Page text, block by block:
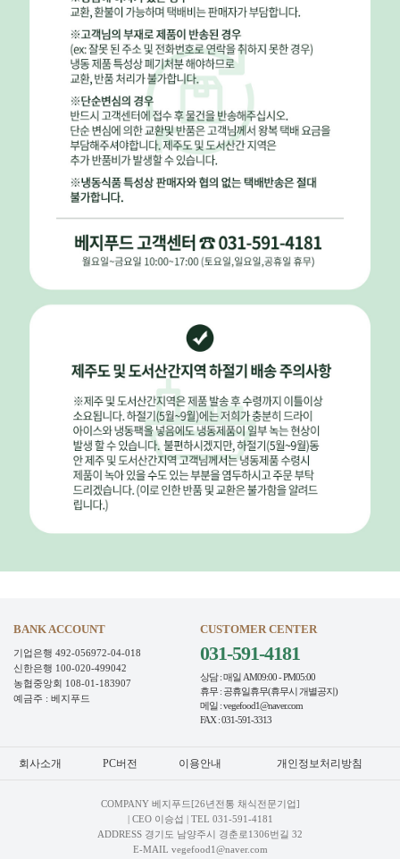
BANK ACCOUNT
기업은행 492-056972-04-018
신한은행 100-020-499042
농협중앙회 108-01-183907
예금주 : 베지푸드
CUSTOMER CENTER
031-591-4181
상담 : 매일 AM09:00 - PM05:00
휴무 : 공휴일휴무(휴무시 개별공지)
메일 : vegefood1@naver.com
FAX : 031-591-3313
회사소개 PC버전 이용안내 개인정보처리방침
COMPANY 베지푸드[26년전통 채식전문기업]
| CEO 이승섭 | TEL 031-591-4181
ADDRESS 경기도 남양주시 경춘로1306번길 32
E-MAIL vegefood1@naver.com